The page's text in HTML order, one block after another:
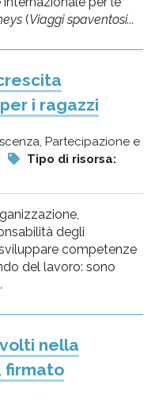
(Viaggi spaventosi...
i ragazzi
Partecipazione e
Tipo di risorsa:
degli
competenze
del lavoro: sono
nella
firmato